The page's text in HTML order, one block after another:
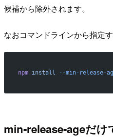
候補から除外されます。
なおコマンドラインから指定
npm install --min-release-
min-release-ageだけ